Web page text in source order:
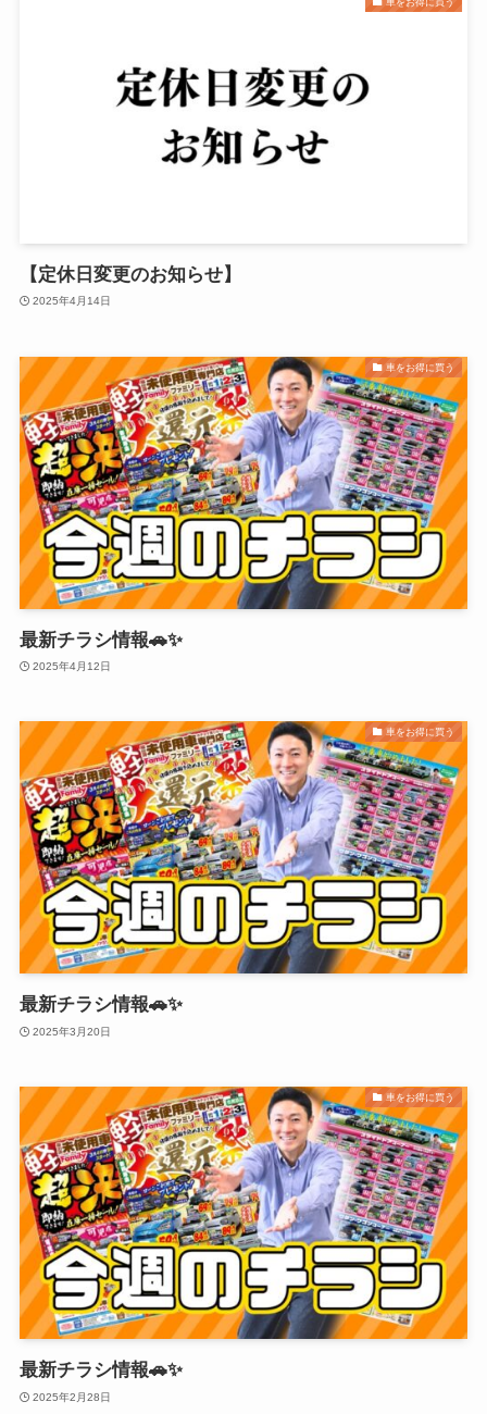
【定休日変更のお知らせ】
2025年4月14日
車をお得に買う
最新チラシ情報🚗✨
2025年4月12日
車をお得に買う
最新チラシ情報🚗✨
2025年3月20日
車をお得に買う
最新チラシ情報🚗✨
2025年2月28日